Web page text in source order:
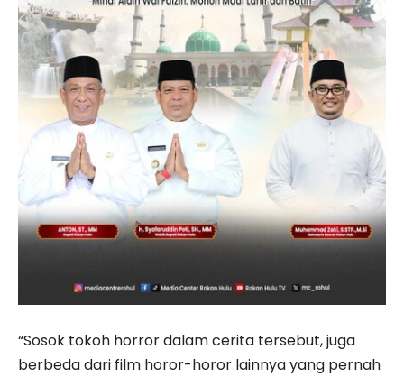
“Sosok tokoh horror dalam cerita tersebut, juga
berbeda dari film horor-horor lainnya yang pernah